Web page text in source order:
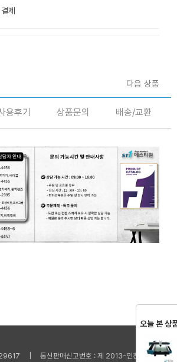
제
다음 상품
용후기 상품문의 배송/교환
| 통신판매신고번호 : 제 2013-인천부평-001
오늘 본 상